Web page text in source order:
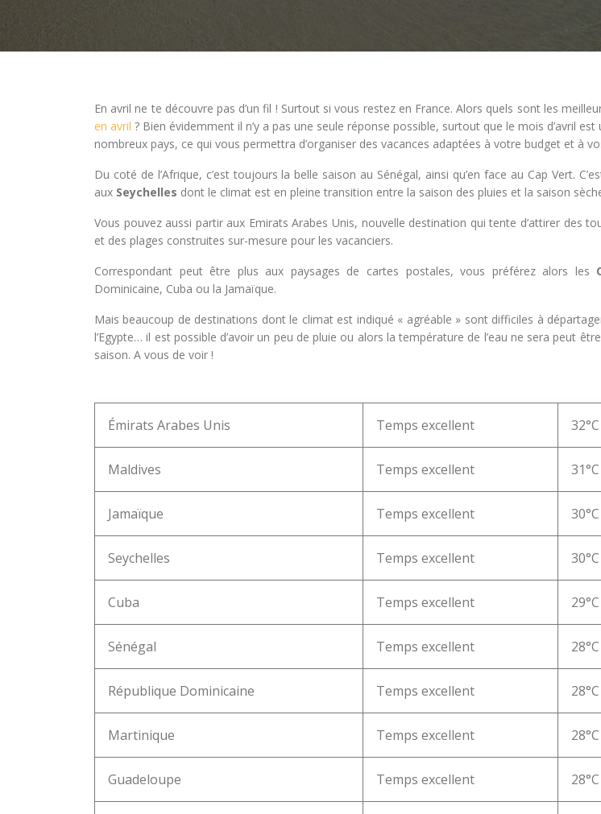
En avril ne te découvre pas d’un fil ! Surtout si vous restez en France. Alors quels sont les
en avril ? Bien évidemment il n’y a pas une seule réponse possible, surtout que le mois d’avril
nombreux pays, ce qui vous permettra d’organiser des vacances adaptées à votre budget et à
Du coté de l’Afrique, c’est toujours la belle saison au Sénégal, ainsi qu’en face au Cap Vert.
aux Seychelles dont le climat est en pleine transition entre la saison des pluies et la saison
Vous pouvez aussi partir aux Emirats Arabes Unis, nouvelle destination qui tente d’attirer des
et des plages construites sur-mesure pour les vacanciers.
Correspondant peut être plus aux paysages de cartes postales, vous préférez alors les
Dominicaine, Cuba ou la Jamaïque.
Mais beaucoup de destinations dont le climat est indiqué « agréable » sont difficiles à
l’Egypte… il est possible d’avoir un peu de pluie ou alors la température de l’eau ne sera peut
saison. A vous de voir !
Émirats Arabes Unis Temps excellent 32°C
Maldives Temps excellent 31°C
Jamaïque Temps excellent 30°C
Seychelles Temps excellent 30°C
Cuba Temps excellent 29°C
Sénégal Temps excellent 28°C
République Dominicaine Temps excellent 28°C
Martinique Temps excellent 28°C
Guadeloupe Temps excellent 28°C